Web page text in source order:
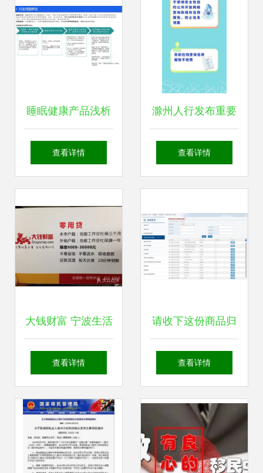
睡眠健康产品浅析
线上助眠服务与因
查看详情
滁州人行发布重要
提示 警惕以“个人
入境中介服务风险
查看详情
大钱财富 宁波生活
服务中的因私出入
析
查看详情
请收下这份商品归
类公共服务渠道锦
出入境中介服务
查看详情